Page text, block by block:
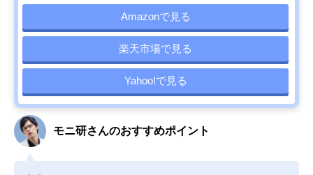
Amazonで見る
楽天市場で見る
Yahoo!で見る
モニ研さんのおすすめポイント